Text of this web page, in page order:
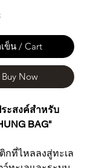
ข็น / Cart
Now
ระสงค์สำหรับ
BAG"
ที่ไหลลงสู่ทะเล